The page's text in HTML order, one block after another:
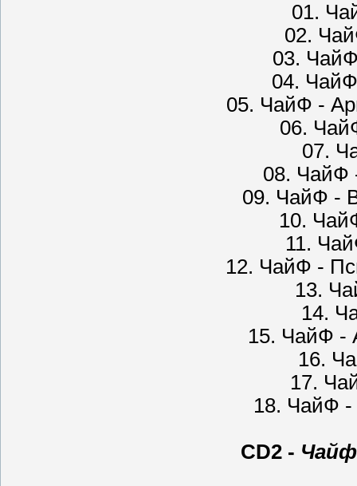
01.
02.
03.
04.
05. ЧайФ -
06.
07.
08. ЧайФ
09. ЧайФ -
10.
11.
12. ЧайФ -
13.
14.
15. ЧайФ -
16.
17.
18. ЧайФ -
CD2 - Чайф